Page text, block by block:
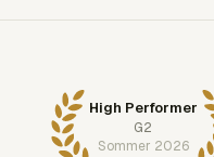
High Performer
G2
Sommer 2026